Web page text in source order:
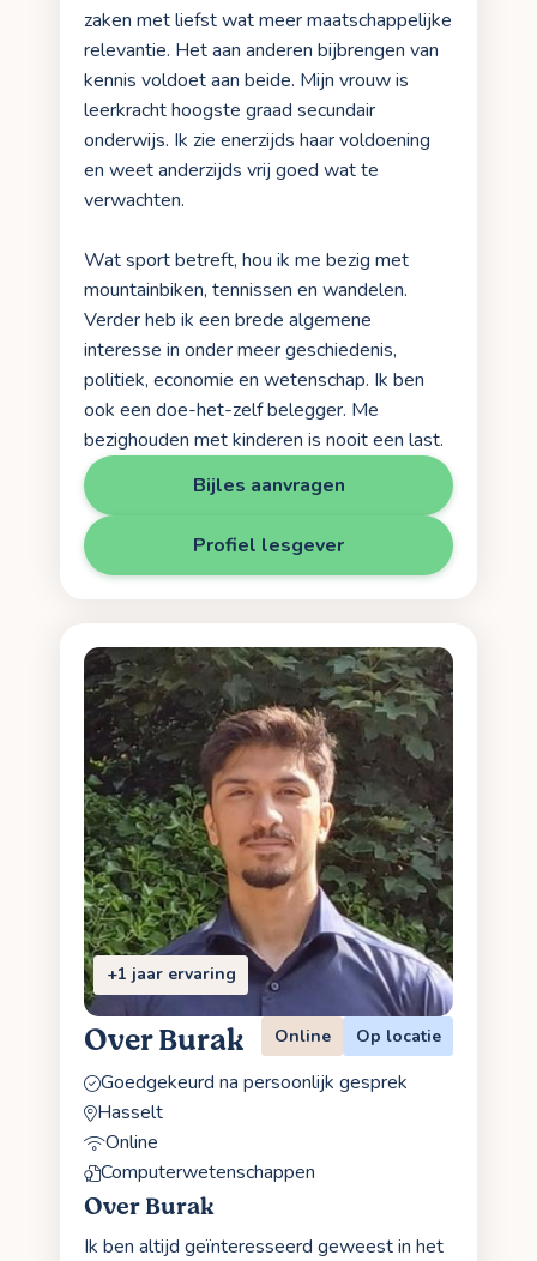
zaken met liefst wat meer maatschappelijke
relevantie. Het aan anderen bijbrengen van
kennis voldoet aan beide. Mijn vrouw is
leerkracht hoogste graad secundair
onderwijs. Ik zie enerzijds haar voldoening
en weet anderzijds vrij goed wat te
verwachten.
Wat sport betreft, hou ik me bezig met
mountainbiken, tennissen en wandelen.
Verder heb ik een brede algemene
interesse in onder meer geschiedenis,
politiek, economie en wetenschap. Ik ben
ook een doe-het-zelf belegger. Me
bezighouden met kinderen is nooit een last.
Bijles aanvragen
Profiel lesgever
+1 jaar ervaring
Over Burak Online Op locatie
Goedgekeurd na persoonlijk gesprek
Hasselt
Online
Computerwetenschappen
Over Burak
Ik ben altijd geïnteresseerd geweest in het